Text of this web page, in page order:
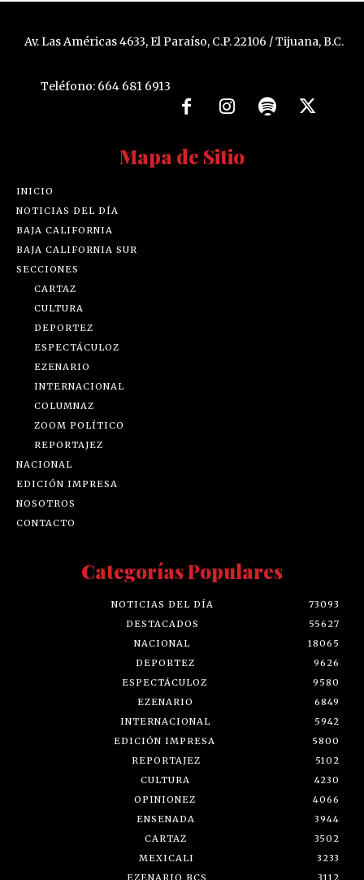
Av. Las Américas 4633, El Paraíso, C.P. 22106 / Tijuana, B.C.
Teléfono: 664 681 6913
Mapa de Sitio
INICIO
NOTICIAS DEL DÍA
BAJA CALIFORNIA
BAJA CALIFORNIA SUR
SECCIONES
CARTAZ
CULTURA
DEPORTEZ
ESPECTÁCULOZ
EZENARIO
INTERNACIONAL
COLUMNAZ
ZOOM POLÍTICO
REPORTAJEZ
NACIONAL
EDICIÓN IMPRESA
NOSOTROS
CONTACTO
Categorías Populares
NOTICIAS DEL DÍA
73093
DESTACADOS
55627
NACIONAL
18065
DEPORTEZ
9626
ESPECTÁCULOZ
9580
EZENARIO
6849
INTERNACIONAL
5942
EDICIÓN IMPRESA
5800
REPORTAJEZ
5102
CULTURA
4230
OPINIONEZ
4066
ENSENADA
3944
CARTAZ
3502
MEXICALI
3233